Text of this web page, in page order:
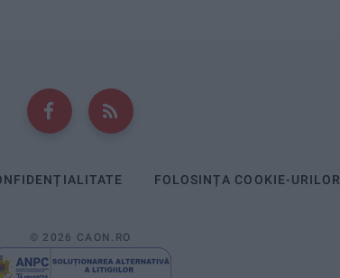
FOLOSINȚA COOKIE-URILOR
© 2026 CAON.RO